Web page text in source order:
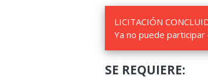
LICITACIÓN
Ya no puede
SE REQUIERE: